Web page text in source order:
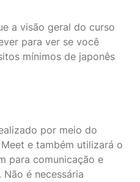
a visão geral do curso
para ver se você
mínimos de japonês
por meio do
e também utilizará o
para comunicação e
é necessária